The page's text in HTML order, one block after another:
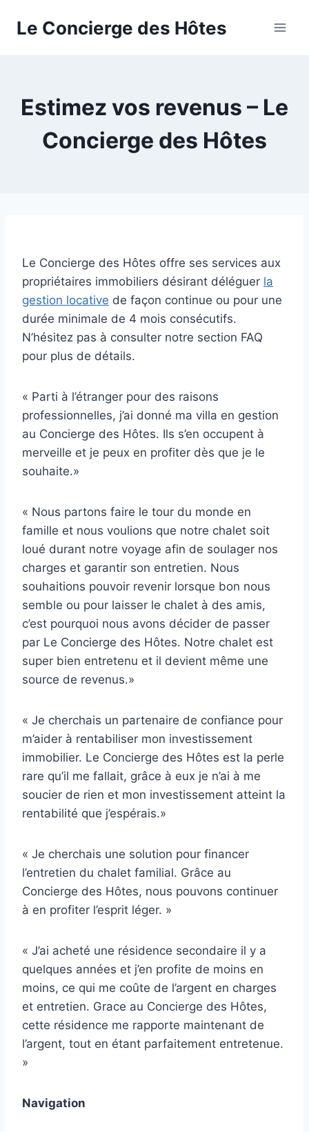
Le Concierge des Hôtes
Estimez vos revenus – Le
Concierge des Hôtes
Le Concierge des Hôtes offre ses services aux
propriétaires immobiliers désirant déléguer la
gestion locative de façon continue ou pour une
durée minimale de 4 mois consécutifs.
N’hésitez pas à consulter notre section FAQ
pour plus de détails.
« Parti à l’étranger pour des raisons
professionnelles, j’ai donné ma villa en gestion
au Concierge des Hôtes. Ils s’en occupent à
merveille et je peux en profiter dès que je le
souhaite.»
« Nous partons faire le tour du monde en
famille et nous voulions que notre chalet soit
loué durant notre voyage afin de soulager nos
charges et garantir son entretien. Nous
souhaitions pouvoir revenir lorsque bon nous
semble ou pour laisser le chalet à des amis,
c’est pourquoi nous avons décider de passer
par Le Concierge des Hôtes. Notre chalet est
super bien entretenu et il devient même une
source de revenus.»
« Je cherchais un partenaire de confiance pour
m’aider à rentabiliser mon investissement
immobilier. Le Concierge des Hôtes est la perle
rare qu’il me fallait, grâce à eux je n’ai à me
soucier de rien et mon investissement atteint la
rentabilité que j’espérais.»
« Je cherchais une solution pour financer
l’entretien du chalet familial. Grâce au
Concierge des Hôtes, nous pouvons continuer
à en profiter l’esprit léger. »
« J’ai acheté une résidence secondaire il y a
quelques années et j’en profite de moins en
moins, ce qui me coûte de l’argent en charges
et entretien. Grace au Concierge des Hôtes,
cette résidence me rapporte maintenant de
l’argent, tout en étant parfaitement entretenue.
»
Navigation